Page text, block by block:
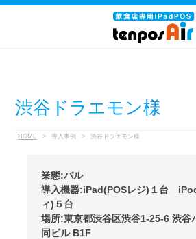
渋谷ドラエモン様
HOME > 導入事例 > 渋谷ドラエモン様
業態:バル
導入機器:iPad(POSレジ)１台
ィ)５台
場所:東京都渋谷区渋谷1-25-6 渋谷
同ビル B1F